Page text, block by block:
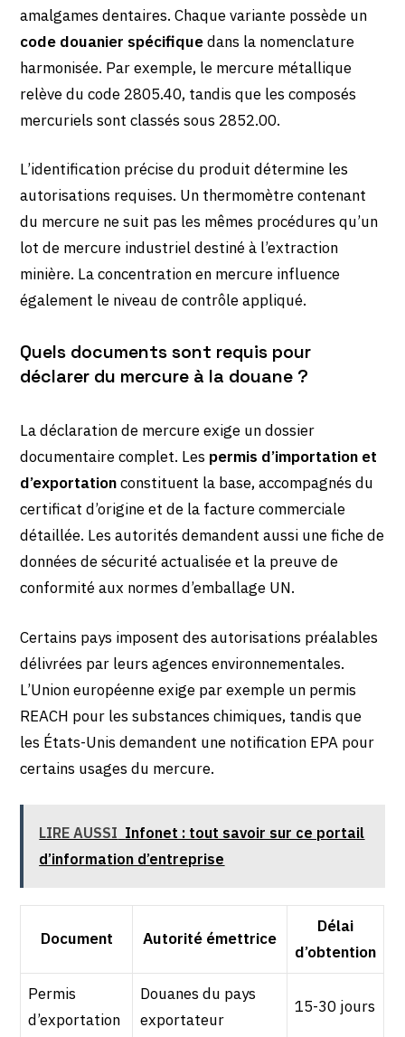
amalgames dentaires. Chaque variante possède un
code douanier spécifiquedans la nomenclature
harmonisée. Par exemple, le mercure métallique
relève du code 2805.40, tandis que les composés
mercuriels sont classés sous 2852.00.
L’identification précise du produit détermine les
autorisations requises. Un thermomètre contenant
du mercure ne suit pas les mêmes procédures qu’un
lot de mercure industriel destiné à l’extraction
minière. La concentration en mercure influence
également le niveau de contrôle appliqué.
Quels documents sont requis pour
déclarer du mercure à la douane ?
La déclaration de mercure exige un dossier
documentaire complet. Les permis d’importation et
d’exportationconstituent la base, accompagnés du
certificat d’origine et de la facture commerciale
détaillée. Les autorités demandent aussi une fiche de
données de sécurité actualisée et la preuve de
conformité aux normes d’emballage UN.
Certains pays imposent des autorisations préalables
délivrées par leurs agences environnementales.
L’Union européenne exige par exemple un permis
REACH pour les substances chimiques, tandis que
les États-Unis demandent une notification EPA pour
certains usages du mercure.
LIRE AUSSI Infonet : tout savoir sur ce portail
d’information d’entreprise
Document Autorité émettrice
Délai
d’obtention
Permis
d’exportation
Douanes du pays
exportateur
15-30 jours